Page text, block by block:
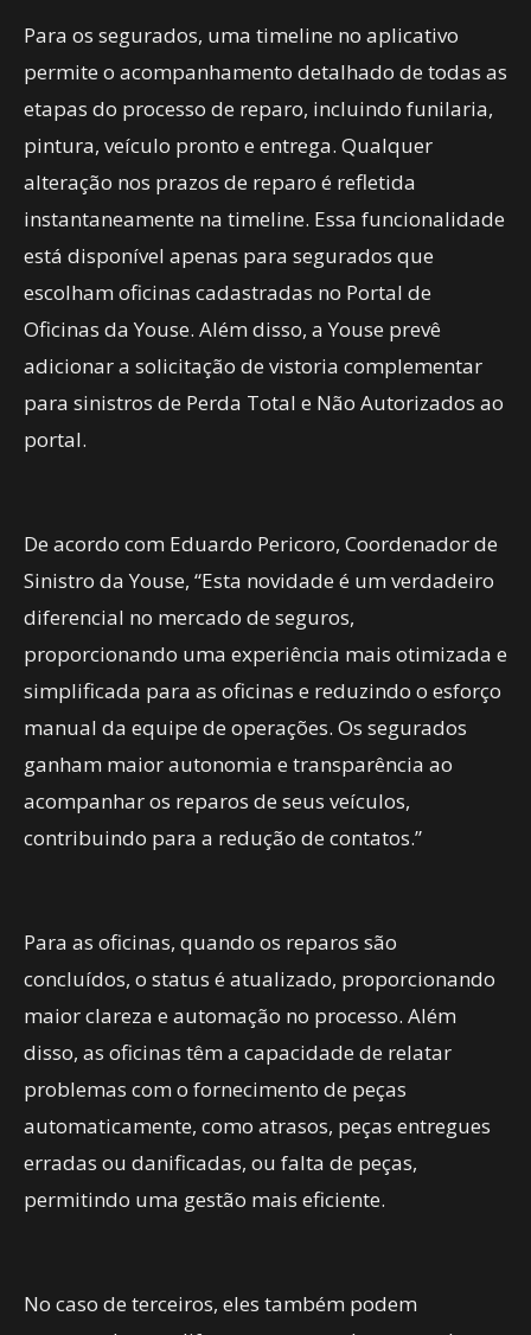
Para os segurados, uma timeline no aplicativo
permite o acompanhamento detalhado de todas as
etapas do processo de reparo, incluindo funilaria,
pintura, veículo pronto e entrega. Qualquer
alteração nos prazos de reparo é refletida
instantaneamente na timeline. Essa funcionalidade
está disponível apenas para segurados que
escolham oficinas cadastradas no Portal de
Oficinas da Youse. Além disso, a Youse prevê
adicionar a solicitação de vistoria complementar
para sinistros de Perda Total e Não Autorizados ao
portal.
De acordo com Eduardo Pericoro, Coordenador de
Sinistro da Youse, “Esta novidade é um verdadeiro
diferencial no mercado de seguros,
proporcionando uma experiência mais otimizada e
simplificada para as oficinas e reduzindo o esforço
manual da equipe de operações. Os segurados
ganham maior autonomia e transparência ao
acompanhar os reparos de seus veículos,
contribuindo para a redução de contatos.”
Para as oficinas, quando os reparos são
concluídos, o status é atualizado, proporcionando
maior clareza e automação no processo. Além
disso, as oficinas têm a capacidade de relatar
problemas com o fornecimento de peças
automaticamente, como atrasos, peças entregues
erradas ou danificadas, ou falta de peças,
permitindo uma gestão mais eficiente.
No caso de terceiros, eles também podem